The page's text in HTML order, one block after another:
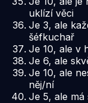
uklízí věci
Je 3, ale
šéfkuchař
Je 10, ale v
Je 6, ale
Je 10, ale
něj/ní
Je 5, ale